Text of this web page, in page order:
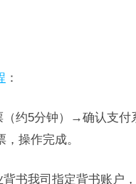
：
（约5分钟）→确认支
操作完成。
书我司指定背书账户